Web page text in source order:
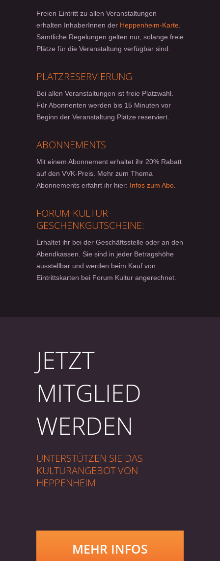
Freien Eintritt zu allen Veranstaltungen
erhalten InhaberInnen der Heppenheim-Karte
Sämtliche Regelungen gelten nur, solange freie
Plätze für die Veranstaltung verfügbar sind.
PLATZRESERVIERUNG
Bei allen Veranstaltungen ist freie Platzwahl.
Für Abonnenten werden bis 15 Minuten vor
Beginn der Veranstaltung Plätze reserviert.
ABONNEMENTS
Mit einem Abonnement erhaltet ihr 20% Rabatt
auf den VVK-Preis. Mehr zum Thema
Abonnements erfahrt ihr hier: Infos zum Abo
FORUM-KULTUR-
GESCHENKGUTSCHEINE:
Erhaltet ihr bei der Geschäftsstelle oder an den
Abendkassen. Sie sind in jeder Betragshöhe
ausstellbar und werden beim Kauf von
Eintrittskarten bei Forum Kultur angerechnet.
JETZT
MITGLIED
WERDEN
UNTERSTÜTZEN SIE DAS
KULTURANGEBOT VON
HEPPENHEIM
MEHR INFOS